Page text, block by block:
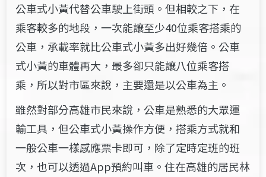
公車式小黃代替公車駛上街頭。但相較之下，在
乘客較多的地段，一次能讓至少40位乘客搭乘的
公車，承載率就比公車式小黃多出好幾倍。公車
式小黃的車體再大，最多卻只能讓八位乘客搭
乘，所以對市區來說，主要還是以公車為主。
雖然對部分高雄市民來說，公車是熟悉的大眾運
輸工具，但公車式小黃操作方便，搭乘方式就和
一般公車一樣感應票卡即可，除了定時定班的班
次，也可以透過App預約叫車。住在高雄的居民林